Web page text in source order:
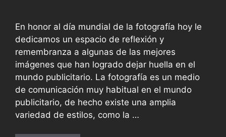
En honor al día mundial de la fotografía hoy le
dedicamos un espacio de reflexión y
remembranza a algunas de las mejores
imágenes que han logrado dejar huella en el
mundo publicitario. La fotografía es un medio
de comunicación muy habitual en el mundo
publicitario, de hecho existe una amplia
variedad de estilos, como la …